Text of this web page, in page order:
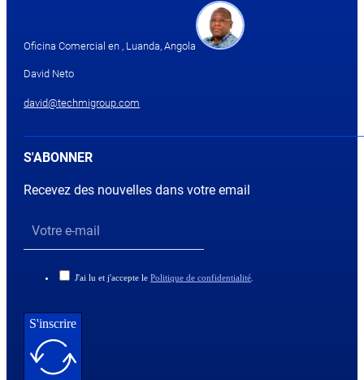
Oficina Comercial en , Luanda, Angola
David Neto
david@techmigroup.com
S'ABONNER
Recevez des nouvelles dans votre email
J'ai lu et j'accepte lePolitique de confidentialité.
S'inscrire